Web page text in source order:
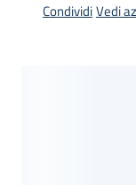
perCondividiVedi